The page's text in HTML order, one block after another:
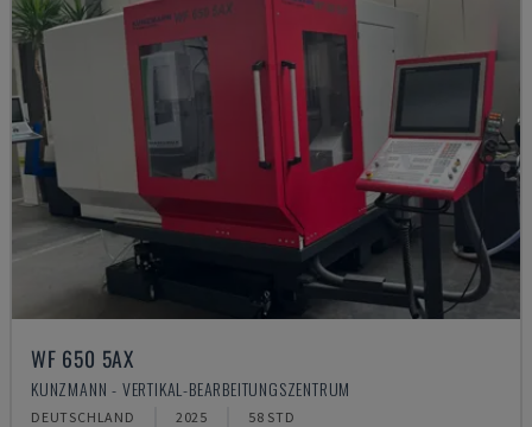
WF 650 5AX
KUNZMANN - VERTIKAL-BEARBEITUNGSZENTRUM
DEUTSCHLAND 2025 58 STD